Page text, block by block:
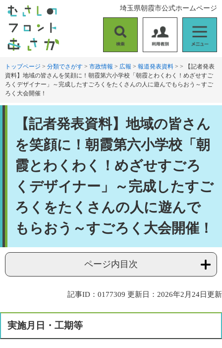
す
し
索
用
者
別
ニ
ュ
ー
埼玉県朝霞市公式ホームページ
トップページ > 分類でさがす > 市政情報 > 広報 > 報道発表資料 > >
【記者発表
資料】地域の皆さんを笑顔に！朝霞第六小学校「朝霞とわくわく！めざせすご
ろくデザイナー」～完成したすごろくをたくさんの人に遊んでもらおう～すご
ろく大会開催！
【記者発表資料】地域の皆さん
を笑顔に！朝霞第六小学校「朝
霞とわくわく！めざせすごろ
くデザイナー」～完成したすご
ろくをたくさんの人に遊んで
もらおう～すごろく大会開催！
ページ内目次
記事ID：0177309 更新日：2026年2月24日更新
実施月日・工期等